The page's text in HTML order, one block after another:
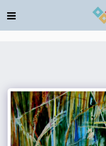
gtag('config', 'G-